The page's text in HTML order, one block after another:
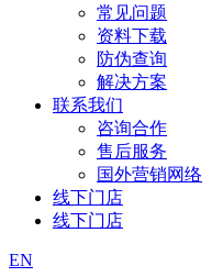
常见问题
资料下载
防伪查询
解决方案
联系我们
咨询合作
售后服务
国外营销网络
线下门店
线下门店
EN